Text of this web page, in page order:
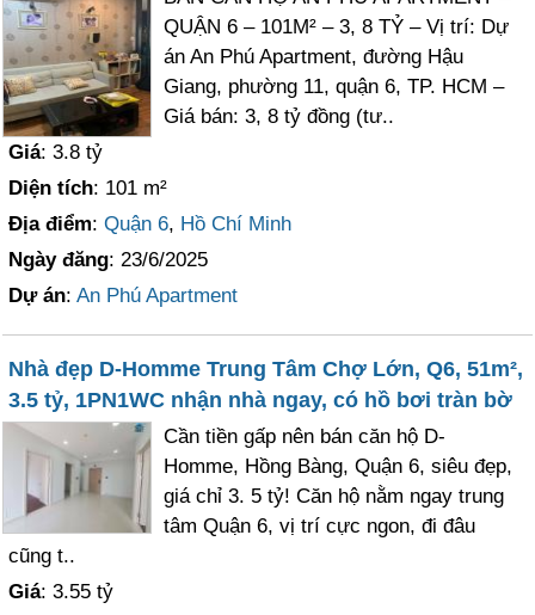
QUẬN 6 – 101M² – 3, 8 TỶ – Vị trí: Dự
án An Phú Apartment, đường Hậu
Giang, phường 11, quận 6, TP. HCM –
Giá bán: 3, 8 tỷ đồng (tư..
Giá: 3.8 tỷ
Diện tích: 101 m²
Địa điểm:Quận 6, Hồ Chí Minh
Ngày đăng: 23/6/2025
Dự án:An Phú Apartment
Nhà đẹp D-Homme Trung Tâm Chợ Lớn, Q6, 51m²,
3.5 tỷ, 1PN1WC nhận nhà ngay, có hồ bơi tràn bờ
Cần tiền gấp nên bán căn hộ D-
Homme, Hồng Bàng, Quận 6, siêu đẹp,
giá chỉ 3. 5 tỷ! Căn hộ nằm ngay trung
tâm Quận 6, vị trí cực ngon, đi đâu
cũng t..
Giá: 3.55 tỷ